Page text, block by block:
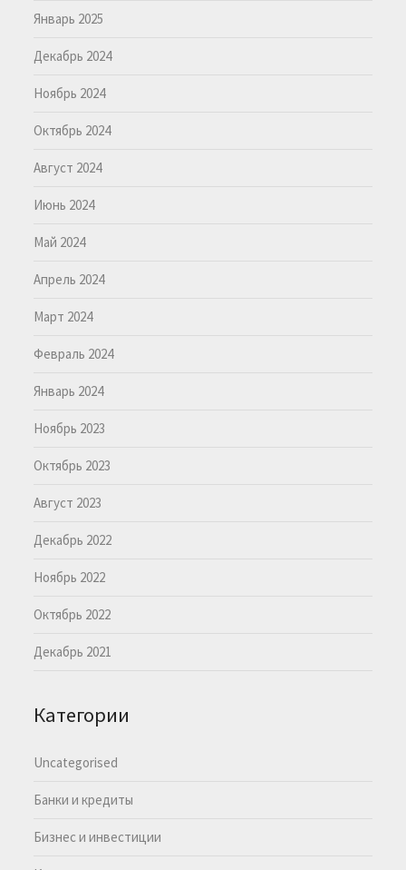
Январь 2025
Декабрь 2024
Ноябрь 2024
Октябрь 2024
Август 2024
Июнь 2024
Май 2024
Апрель 2024
Март 2024
Февраль 2024
Январь 2024
Ноябрь 2023
Октябрь 2023
Август 2023
Декабрь 2022
Ноябрь 2022
Октябрь 2022
Декабрь 2021
Категории
Uncategorised
Банки и кредиты
Бизнес и инвестиции